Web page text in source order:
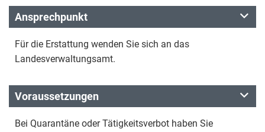
Ansprechpunkt
Für die Erstattung wenden Sie sich an das
Landesverwaltungsamt.
Voraussetzungen
Bei Quarantäne oder Tätigkeitsverbot haben Sie